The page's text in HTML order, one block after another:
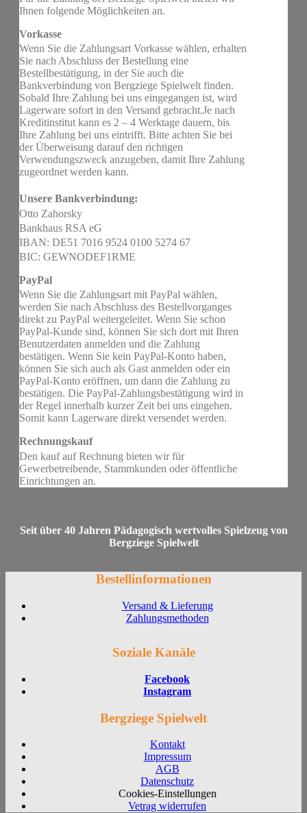
Ihnen folgende Möglichkeiten an.
Vorkasse
Wenn Sie die Zahlungsart Vorkasse wählen, erhalten
Sie nach Abschluss der Bestellung eine
Bestellbestätigung, in der Sie auch die
Bankverbindung von Bergziege Spielwelt finden.
Sobald Ihre Zahlung bei uns eingegangen ist, wird
Lagerware sofort in den Versand gebracht.Je nach
Kreditinstitut kann es 2 – 4 Werktage dauern, bis
Ihre Zahlung bei uns eintrifft. Bitte achten Sie bei
der Überweisung darauf den richtigen
Verwendungszweck anzugeben, damit Ihre Zahlung
zugeordnet werden kann.
Unsere Bankverbindung:
Otto Zahorsky
Bankhaus RSA eG
IBAN: DE51 7016 9524 0100 5274 67
BIC: GEWNODEF1RME
PayPal
Wenn Sie die Zahlungsart mit PayPal wählen,
werden Sie nach Abschluss des Bestellvorganges
direkt zu PayPal weitergeleitet. Wenn Sie schon
PayPal-Kunde sind, können Sie sich dort mit Ihren
Benutzerdaten anmelden und die Zahlung
bestätigen. Wenn Sie kein PayPal-Konto haben,
können Sie sich auch als Gast anmelden oder ein
PayPal-Konto eröffnen, um dann die Zahlung zu
bestätigen. Die PayPal-Zahlungsbestätigung wird in
der Regel innerhalb kurzer Zeit bei uns eingehen.
Somit kann Lagerware direkt versendet werden.
Rechnungskauf
Den kauf auf Rechnung bieten wir für
Gewerbetreibende, Stammkunden oder öffentliche
Einrichtungen an.
Seit über 40 Jahren Pädagogisch wertvolles Spielzeug von
Bergziege Spielwelt
Bestellinformationen
Versand & Lieferung
Zahlungsmethoden
Soziale Kanäle
Facebook
Instagram
Bergziege Spielwelt
Kontakt
Impressum
AGB
Datenschutz
Cookies-Einstellungen
Vetrag widerrufen